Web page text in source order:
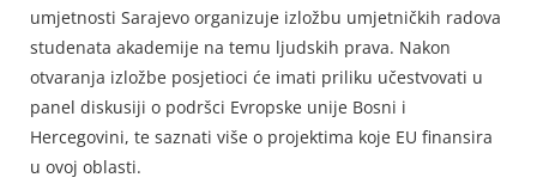
umjetnosti Sarajevo organizuje izložbu umjetničkih radova
studenata akademije na temu ljudskih prava. Nakon
otvaranja izložbe posjetioci će imati priliku učestvovati u
panel diskusiji o podršci Evropske unije Bosni i
Hercegovini, te saznati više o projektima koje EU finansira
u ovoj oblasti.